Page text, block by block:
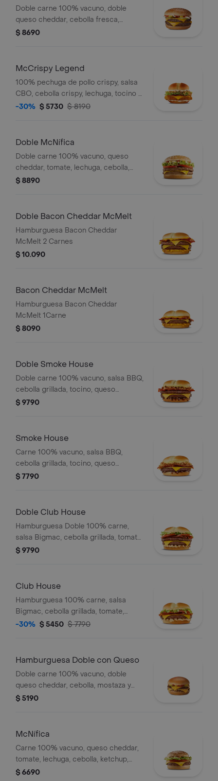
Doble carne 100% vacuno, doble
queso cheddar, cebolla fresca,
ketchup, mostaza y pepinillo.
$ 8690
McCrispy Legend
100% pechuga de pollo crispy, salsa
CBO, cebolla crispy, lechuga, tocino y
queso cheddar en pan de papa.
-30% $ 5730 $ 8190
Doble McNífica
Doble carne 100% vacuno, queso
cheddar, tomate, lechuga, cebolla,
ketchup, mostaza y mayonesa
$ 8890
Doble Bacon Cheddar McMelt
Hamburguesa Bacon Cheddar
McMelt 2 Carnes
$ 10.090
Bacon Cheddar McMelt
Hamburguesa Bacon Cheddar
McMelt 1Carne
$ 8090
Doble Smoke House
Doble carne 100% vacuno, salsa BBQ,
cebolla grillada, tocino, queso
cheddar y salsa CBO en pan de papa.
$ 9790
Smoke House
Carne 100% vacuno, salsa BBQ,
cebolla grillada, tocino, queso
cheddar y salsa CBO en pan de papa.
$ 7790
Doble Club House
Hamburguesa Doble 100% carne,
salsa Bigmac, cebolla grillada, tomate,
lechuga, tocino y queso.
$ 9790
Club House
Hamburguesa 100% carne, salsa
Bigmac, cebolla grillada, tomate,
lechuga, tocino y queso.
-30% $ 5450 $ 7790
Hamburguesa Doble con Queso
Doble carne 100% vacuno, doble
queso cheddar, cebolla, mostaza y
ketchup.
$ 5190
McNífica
Carne 100% vacuno, queso cheddar,
tomate, lechuga, cebolla, ketchup,
mostaza y mayonesa.
$ 6690